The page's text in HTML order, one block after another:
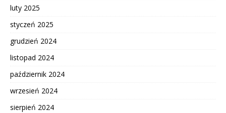
luty 2025
styczeń 2025
grudzień 2024
listopad 2024
październik 2024
wrzesień 2024
sierpień 2024